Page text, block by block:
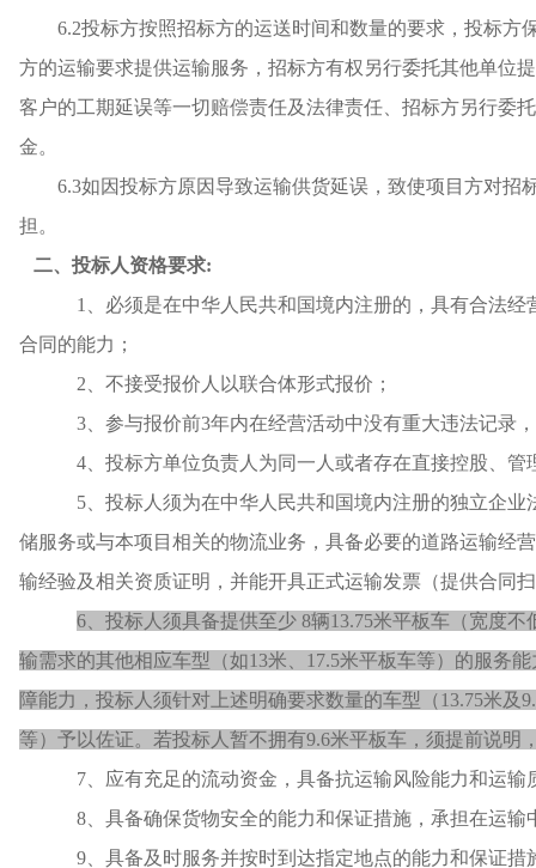
6.2投标方按照招标方的运送时间和数量的要求，投标
方的运输要求提供运输服务，招标方有权另行委托其他单位
客户的工期延误等一切赔偿责任及法律责任、招标方另行委
金。
6.3如因投标方原因导致运输供货延误，致使项目方对
担。
二、投标人资格要求:
1、必须是在中华人民共和国境内注册的，具有合法
合同的能力；
2、不接受报价人以联合体形式报价；
3、参与报价前3年内在经营活动中没有重大违法记录
4、 投标方单位负责人为同一人或者存在直接控股、
5 、投标人须为在中华人民共和国境内注册的独立企
储服务或与本项目相关的物流业务，具备必要的道路运输经
输经验及相关资质证明，并能开具正式运输发票 （提供合同
6、 投标人须具备提供至少 8辆13.75米平板车（宽度
输需求的其他相应车型（如13米、17.5米平板车等）的服务
障能力，投标人须针对上述明确要求数量的车型（13.75米
等）予以佐证。若投标人暂不拥有9.6米平板车，须提前说明
7 、应有充足的流动资金， 具备抗运输风险能力和运输
8 、具备确保货物安全的能力和保证措施 ，承担在运
9 、具备及时服务并按时到达指定地点的能力和保证措